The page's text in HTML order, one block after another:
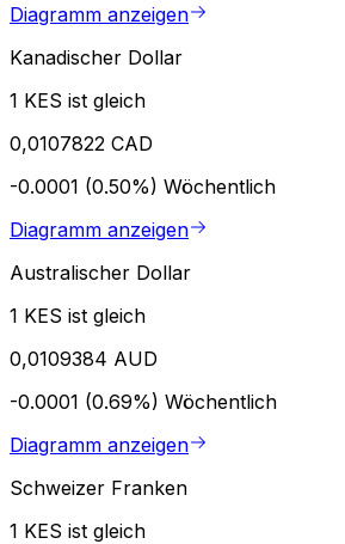
Diagramm anzeigen
Kanadischer Dollar
1 KES ist gleich
0,0107822 CAD
-0.0001 (0.50%) Wöchentlich
Diagramm anzeigen
Australischer Dollar
1 KES ist gleich
0,0109384 AUD
-0.0001 (0.69%) Wöchentlich
Diagramm anzeigen
Schweizer Franken
1 KES ist gleich